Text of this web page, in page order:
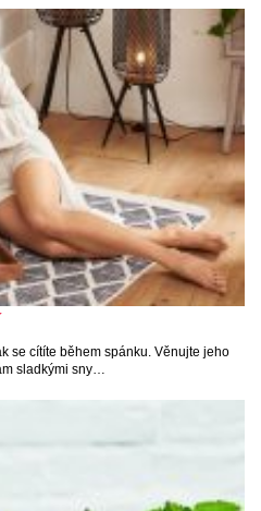
se cítíte během spánku. Věnujte jeho
sladkými sny…